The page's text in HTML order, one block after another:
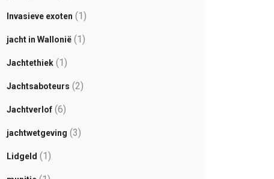
Invasieve exoten (1)
jacht in Wallonië(1)
Jachtethiek(1)
Jachtsaboteurs (2)
Jachtverlof(6)
jachtwetgeving (3)
Lidgeld (1)